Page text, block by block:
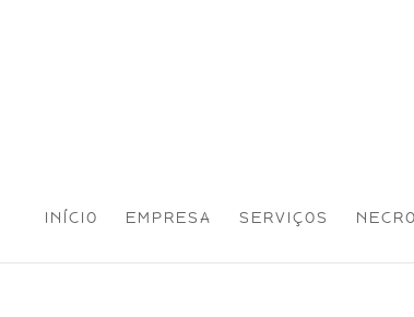
INÍCIO EMPRESA SERVIÇOS